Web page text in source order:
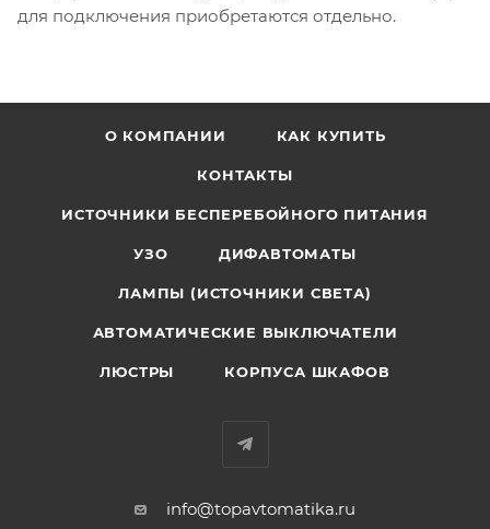
для подключения приобретаются отдельно.
О КОМПАНИИ КАК КУПИТЬ
КОНТАКТЫ
ИСТОЧНИКИ БЕСПЕРЕБОЙНОГО ПИТАНИЯ
УЗО ДИФАВТОМАТЫ
ЛАМПЫ (ИСТОЧНИКИ СВЕТА)
АВТОМАТИЧЕСКИЕ ВЫКЛЮЧАТЕЛИ
ЛЮСТРЫ КОРПУСА ШКАФОВ
info@topavtomatika.ru